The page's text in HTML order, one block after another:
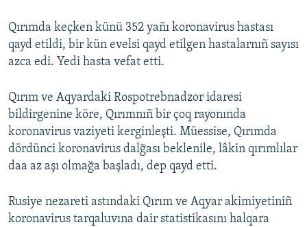
Qırımda keçken künü 352 yañı koronavirus hastası
qayd etildi, bir kün evelsi qayd etilgen hastalarnıñ sayısı
azca edi. Yedi hasta vefat etti.
Qırım ve Aqyardaki Rospotrebnadzor idaresi
bildirgenine köre, Qırımnıñ bir çoq rayonında
koronavirus vaziyeti kerginleşti. Müessise, Qırımda
dördünci koronavirus dalğası beklenile, lâkin qırımlılar
daa az aşı olmağa başladı, dep qayd etti.
Rusiye nezareti astındaki Qırım ve Aqyar akimiyetiniñ
koronavirus tarqaluvına dair statistikasını halqara